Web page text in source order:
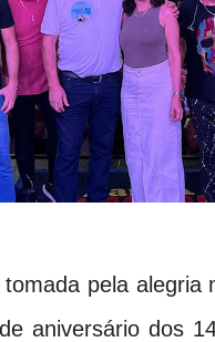
pela
aniversário dos